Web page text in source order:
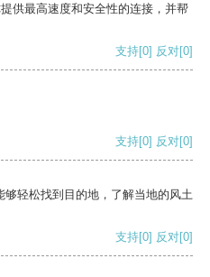
供最高速度和安全性的连接，并帮
支持[0] 反对[0]
支持[0] 反对[0]
轻松找到目的地，了解当地的风土
支持[0] 反对[0]